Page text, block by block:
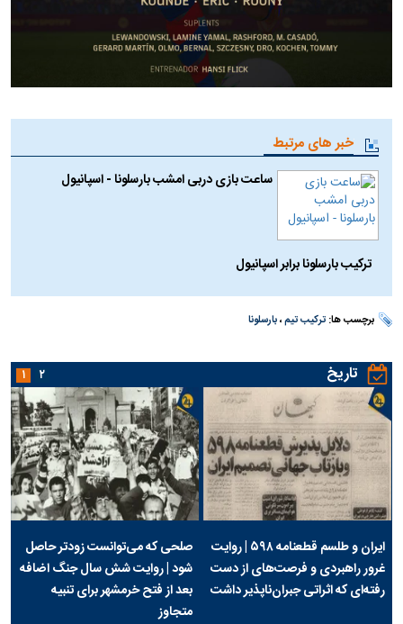
خبر های مرتبط
ساعت بازی دربی امشب بارسلونا - اسپانیول
ترکیب بارسلونا برابر اسپانیول
برچسب ها:ترکیب تیم،بارسلونا
تاریخ
ایران و طلسم قطعنامه ۵۹۸ | روایت
غرور راهبردی و فرصت‌های از دست
رفته‌ای که اثراتی جبران‌ناپذیر داشت
صلحی که می‌توانست زودتر حاصل
شود | روایت شش سال جنگ اضافه
بعد از فتح خرمشهر برای تنبیه
متجاوز
۱ ۲